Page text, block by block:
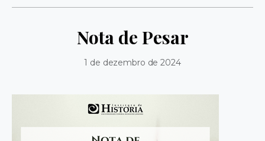
Nota de Pesar
1 de dezembro de 2024